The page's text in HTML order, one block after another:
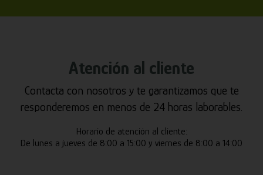
Atención al cliente
Contacta con nosotros y te garantizamos que te
responderemos en menos de 24 horas laborables.
Horario de atención al cliente:
De lunes a jueves de 8:00 a 15:00 y viernes de 8:00 a 14:00